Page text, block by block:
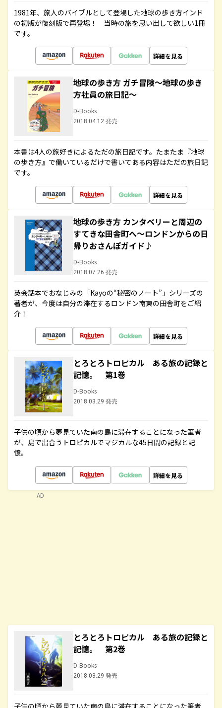
1981年、旅人のバイブルとして登場した地球の歩き方インド
の初版が復刻版で再登場！ 当時の旅を思い出して欲しい1冊
です。
詳細を見る
地球の歩き方 ガチ冒険～地球の歩き
方社員の旅日記～
D-Books
2018.04.12 発売
本書は4人の旅好きによるただの旅日記です。たまたま『地球
の歩き方』で働いているだけで書いてある内容はただの旅日記
です。
詳細を見る
地球の歩き方 カンタベリーと周辺の
すてきな田舎町へ～ロンドンからの日
帰りおさんぽガイド♪
D-Books
2018.07.26 発売
英会話本でおなじみの「Kayoの“秘密のノート”」シリーズの
著者が、今度は自分の滞在するロンドン南東の田舎町をご紹
介！
詳細を見る
とろとろトロピカル ある旅の記録と
記憶。 第1巻
D-Books
2018.03.29 発売
子供の頃から夢見ていた南の島に滞在することになった筆者
が、島で出合うトロピカルでマジカルな45日間の記録と記
憶。
詳細を見る
とろとろトロピカル ある旅の記録と
記憶。 第2巻
D-Books
2018.03.29 発売
子供の頃から夢見ていた南の島に滞在することになった筆者
AD